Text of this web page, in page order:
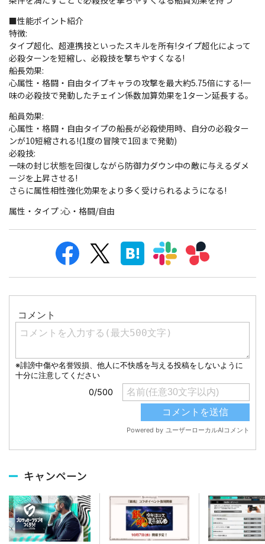
■性能ポイント紹介
特徴:
タイプ超化、超連携技といったスキルを所有!タイプ超化によって
必殺ターンを短縮し、必殺技を撃ちやすくなる!
船長効果:
心属性・格闘・自由タイプキャラの攻撃を最大約5.75倍にする!一
味の必殺技で発動したチェイン係数加算効果を1ターン延長する。
船員効果:
心属性・格闘・自由タイプの船長が必殺使用時、自分の必殺ター
ンが10短縮される!(1度の冒険で1回まで発動)
必殺技:
一味の封じ状態を回復しながら防御力ダウン中の敵に与えるダメ
ージを上昇させる!
さらに属性相性強化効果をより多く受けられるようになる!
属性・タイプ :心・格闘/自由
キャンペーン